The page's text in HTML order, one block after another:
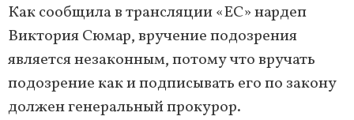
Как сообщила в трансляции «ЕС» нардеп
Виктория Сюмар, вручение подозрения
является незаконным, потому что вручать
подозрение как и подписывать его по закону
должен генеральный прокурор.